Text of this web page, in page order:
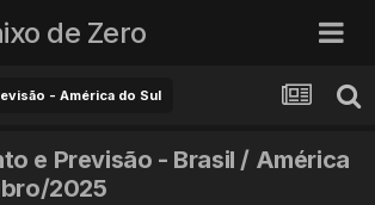
de Zero
- América do Sul
e Previsão - Brasil / América
2025